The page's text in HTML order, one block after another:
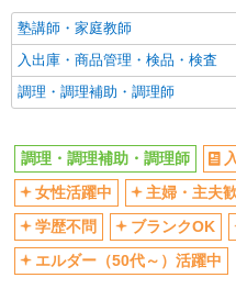
三重県津
キープ
カレーハウスＣｏＣｏ壱番屋
ホール・キ
時給（一
アップ（1137円以上） 22
切り上げ）
以上
≪津上浜
塾講師・家庭教師
入出庫・商品管理・検品・検査
調理・調理補助・調理師
調理・調理補助・調理師
女性活躍中
主婦・主夫
学歴不問
ブランクOK
エルダー（50代～）活躍中